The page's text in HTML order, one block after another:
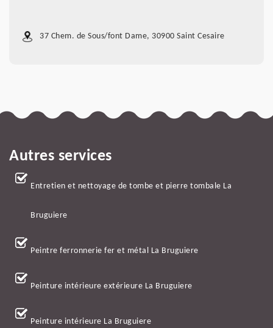
37 Chem. de Sous/font Dame, 30900 Saint Cesaire
Autres services
Entretien et nettoyage de tombe et pierre tombale La
Bruguiere
Peintre ferronnerie fer et métal La Bruguiere
Peinture intérieure extérieure La Bruguiere
Peinture intérieure La Bruguiere